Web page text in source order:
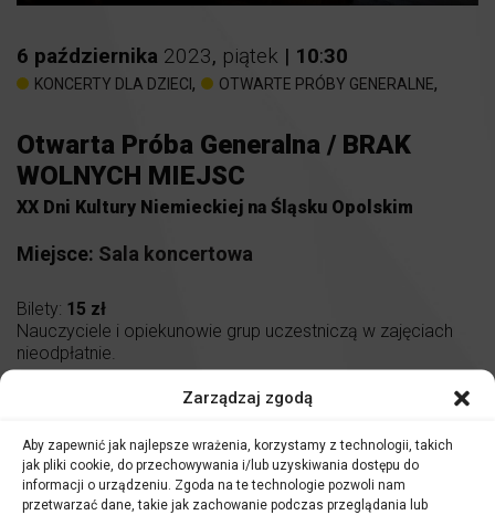
Zarządzaj zgodą
Aby zapewnić jak najlepsze wrażenia, korzystamy z technologii, takich
jak pliki cookie, do przechowywania i/lub uzyskiwania dostępu do
informacji o urządzeniu. Zgoda na te technologie pozwoli nam
przetwarzać dane, takie jak zachowanie podczas przeglądania lub
6 października 2023, piątek | 10:30
KONCERTY DLA DZIECI , OTWARTE PRÓBY GENERALNE,
Otwarta Próba Generalna / BRAK
WOLNYCH MIEJSC
XX Dni Kultury Niemieckiej na Śląsku Opolskim
Miejsce: Sala koncertowa
Bilety: 15 zł
Nauczyciele i opiekunowie grup uczestniczą w zajęciach
nieodpłatnie.
Serdecznie zapraszamyuczniów szkół podstawowych
oraz ponadpodstawowychna spotkania z zaproszonymi
przez nas dyrygentami, solistami, a także muzykami